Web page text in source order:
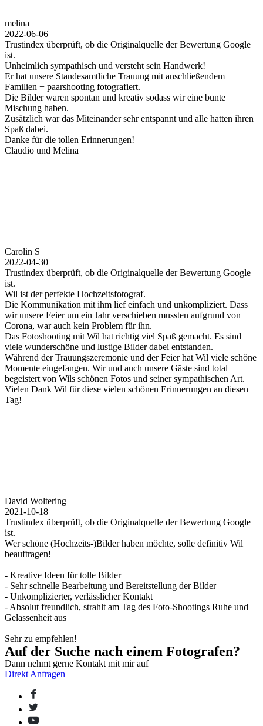
melina
2022-06-06
Trustindex überprüft, ob die Originalquelle der Bewertung Google
ist.
Unheimlich sympathisch und versteht sein Handwerk!
Er hat unsere Standesamtliche Trauung mit anschließendem
Familien + paarshooting fotografiert.
Die Bilder waren spontan und kreativ sodass wir eine bunte
Mischung haben.
Zusätzlich war das Miteinander sehr entspannt und alle hatten ihren
Spaß dabei.
Danke für die tollen Erinnerungen!
Claudio und Melina
Carolin S
2022-04-30
Trustindex überprüft, ob die Originalquelle der Bewertung Google
ist.
Wil ist der perfekte Hochzeitsfotograf.
Die Kommunikation mit ihm lief einfach und unkompliziert. Dass
wir unsere Feier um ein Jahr verschieben mussten aufgrund von
Corona, war auch kein Problem für ihn.
Das Fotoshooting mit Wil hat richtig viel Spaß gemacht. Es sind
viele wunderschöne und lustige Bilder dabei entstanden.
Während der Trauungszeremonie und der Feier hat Wil viele schöne
Momente eingefangen. Wir und auch unsere Gäste sind total
begeistert von Wils schönen Fotos und seiner sympathischen Art.
Vielen Dank Wil für diese vielen schönen Erinnerungen an diesen
Tag!
David Woltering
2021-10-18
Trustindex überprüft, ob die Originalquelle der Bewertung Google
ist.
Wer schöne (Hochzeits-)Bilder haben möchte, solle definitiv Wil
beauftragen!
- Kreative Ideen für tolle Bilder
- Sehr schnelle Bearbeitung und Bereitstellung der Bilder
- Unkomplizierter, verlässlicher Kontakt
- Absolut freundlich, strahlt am Tag des Foto-Shootings Ruhe und
Gelassenheit aus
Sehr zu empfehlen!
Auf der Suche nach einem Fotografen?
Dann nehmt gerne Kontakt mit mir auf
Direkt Anfragen